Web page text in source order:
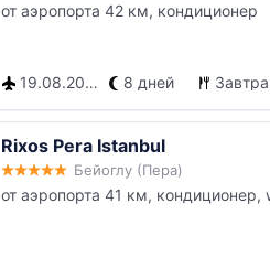
от аэропорта 42 км, кондиционер
19.08.2026 8 дней
Rixos Pera Istanbul
Бейоглу (Пера)
от аэропорта 41 км, кондиционер,